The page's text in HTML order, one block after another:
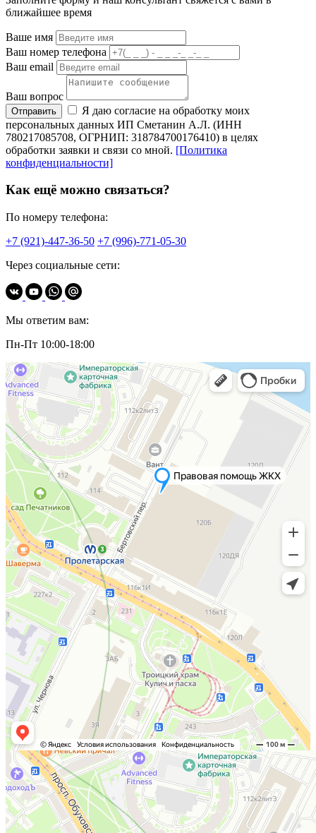
ближайшее время
Ваше имя
Ваш номер телефона
Ваш email
Ваш вопрос
Отправить
Я даю согласие на обработку моих
персональных данных ИП Сметанин А.Л. (ИНН
780217085708, ОГРНИП: 318784700176410) в целях
обработки заявки и связи со мной. [Политика
конфиденциальности]
Как ещё можно связаться?
По номеру телефона:
+7 (921)-447-36-50 +7 (996)-771-05-30
Через социальные сети:
Мы ответим вам:
Пн-Пт 10:00-18:00